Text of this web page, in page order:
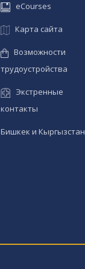
eCourses
Карта сайта
Возможности
трудоустройства
Экстренные
контакты
Бишкек и Кыргызстан